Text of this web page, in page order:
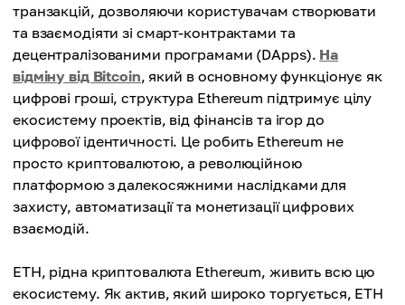
транзакцій, дозволяючи користувачам створювати
та взаємодіяти зі смарт-контрактами та
децентралізованими програмами (DApps). На
відміну від Bitcoin, який в основному функціонує як
цифрові гроші, структура Ethereum підтримує цілу
екосистему проектів, від фінансів та ігор до
цифрової ідентичності. Це робить Ethereum не
просто криптовалютою, а революційною
платформою з далекосяжними наслідками для
захисту, автоматизації та монетизації цифрових
взаємодій.
ETH, рідна криптовалюта Ethereum, живить всю цю
екосистему. Як актив, який широко торгується, ETH